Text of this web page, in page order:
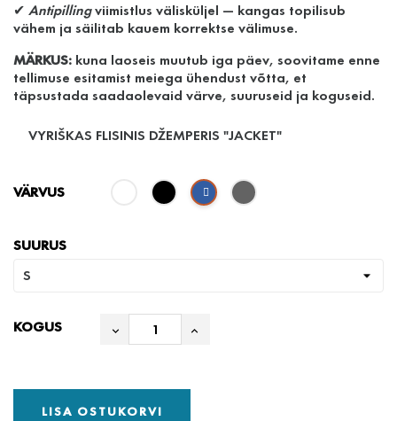
✔ Antipillingviimistlus välisküljel — kangas topilisub
vähem ja säilitab kauem korrektse välimuse.
MÄRKUS: kuna laoseis muutub iga päev, soovitame enne
tellimuse esitamist meiega ühendust võtta, et
täpsustada saadaolevaid värve, suuruseid ja koguseid.
VYRIŠKAS FLISINIS DŽEMPERIS "JACKET"
VÄRVUS
SUURUS
KOGUS
LISA OSTUKORVI